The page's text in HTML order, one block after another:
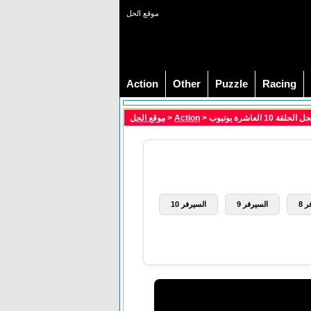
موقع الحل
Action Other Puzzle Racing
موقع الحل > Action يوتيوب
8 السيرفر 9 السيرفر 10